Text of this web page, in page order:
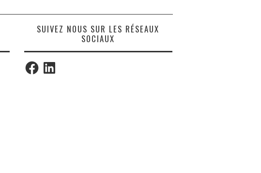
SUIVEZ NOUS SUR LES RÉSEAUX
SOCIAUX
FacebookLinkedIn